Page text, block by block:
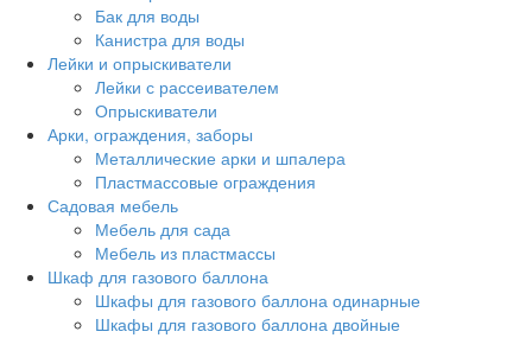
Бак для воды
Канистра для воды
Лейки и опрыскиватели
Лейки с рассеивателем
Опрыскиватели
Арки, ограждения, заборы
Металлические арки и шпалера
Пластмассовые ограждения
Садовая мебель
Мебель для сада
Мебель из пластмассы
Шкаф для газового баллона
Шкафы для газового баллона одинарные
Шкафы для газового баллона двойные